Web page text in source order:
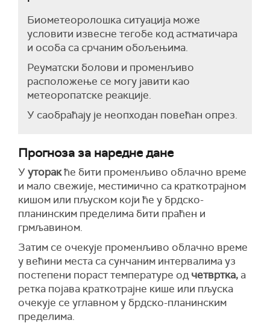
Биометеоролошка ситуација може
условити извесне тегобе код астматичара
и особа са срчаним обољењима.
Реуматски болови и променљиво
расположење се могу јавити као
метеоропатске реакције.
У саобраћају је неопходан повећан опрез.
Прогноза за наредне дане
У уторакће бити променљиво облачно време
и мало свежије, местимично са краткотрајном
кишом или пљуском који ће у брдско-
планинским пределима бити праћен и
грмљавином.
Затим се очекује променљиво облачно време
у већини места са сунчаним интервалима уз
постепени пораст температуре одчетвртка, а
ретка појава краткотрајне кише или пљуска
очекује се углавном у брдско-планинским
пределима.